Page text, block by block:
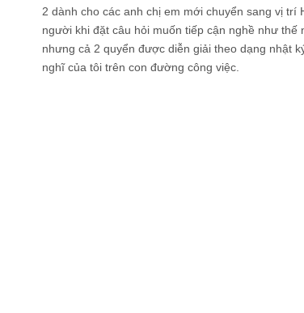
2 dành cho các anh chị em mới chuyển sang vị
người khi đặt câu hỏi muốn tiếp cận nghề như
nhưng cả 2 quyển được diễn giải theo dạng nhật
nghĩ của tôi trên con đường công việc.